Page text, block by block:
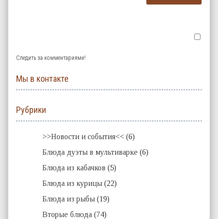
Следить за комментариями!
Мы в контакте
Рубрики
>>Новости и события<< (6)
Блюда дуэты в мультиварке (6)
Блюда из кабачков (5)
Блюда из курицы (22)
Блюда из рыбы (19)
Вторые блюда (74)